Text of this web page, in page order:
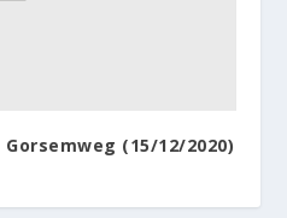
(15/12/2020)